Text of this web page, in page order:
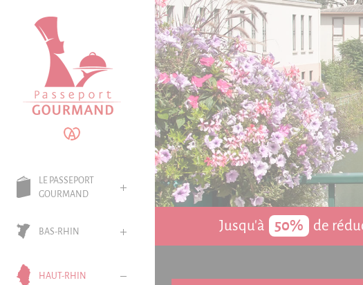
LE PASSEPORT
GOURMAND
BAS-RHIN
HAUT-RHIN
Jusqu'à 50% de
Panneau de gestion des cookies